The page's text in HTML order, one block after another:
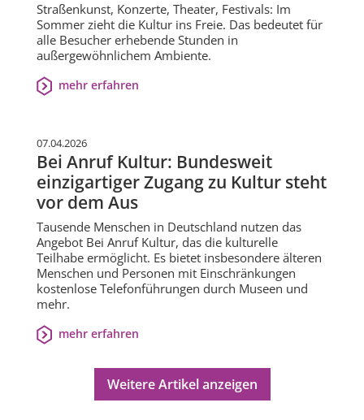
Straßenkunst, Konzerte, Theater, Festivals: Im
Sommer zieht die Kultur ins Freie. Das bedeutet für
alle Besucher erhebende Stunden in
außergewöhnlichem Ambiente.
mehr erfahren
07.04.2026
Bei Anruf Kultur: Bundesweit
einzigartiger Zugang zu Kultur steht
vor dem Aus
Tausende Menschen in Deutschland nutzen das
Angebot Bei Anruf Kultur, das die kulturelle
Teilhabe ermöglicht. Es bietet insbesondere älteren
Menschen und Personen mit Einschränkungen
kostenlose Telefonführungen durch Museen und
mehr.
mehr erfahren
Weitere Artikel anzeigen